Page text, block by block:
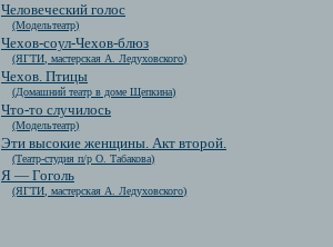
Человеческий голос
(Модельтеатр)
Чехов-соул-Чехов-блюз
(ЯГТИ, мастерская А. Ледуховского)
Чехов. Птицы
(Домашний театр в доме Щепкина)
Что-то случилось
(Модельтеатр)
Эти высокие женщины. Акт второй.
(Театр-студия п/р О. Табакова)
Я — Гоголь
(ЯГТИ, мастерская А. Ледуховского)